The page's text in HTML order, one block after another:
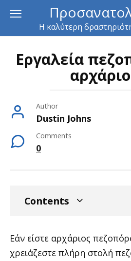
content
Η καλύτερη
Εργαλεία
Author
Dustin Johns
Comments
0
Contents
Εάν είστε αρχάριος
χρειάζεστε πλήρη στολή